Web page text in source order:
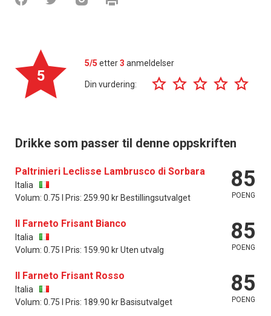
5
5/5 etter3 anmeldelser
Din vurdering:
Drikke som passer til denne oppskriften
Paltrinieri Leclisse Lambrusco di Sorbara
Italia
Volum: 0.75 l Pris: 259.90 kr Bestillingsutvalget
85
POENG
Il Farneto Frisant Bianco
Italia
Volum: 0.75 l Pris: 159.90 kr Uten utvalg
85
POENG
Il Farneto Frisant Rosso
Italia
Volum: 0.75 l Pris: 189.90 kr Basisutvalget
85
POENG